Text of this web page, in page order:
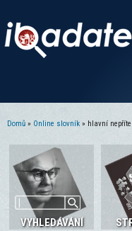
Domů » Online slovník » hlavní nepřítel
VYHLEDÁVÁNÍ